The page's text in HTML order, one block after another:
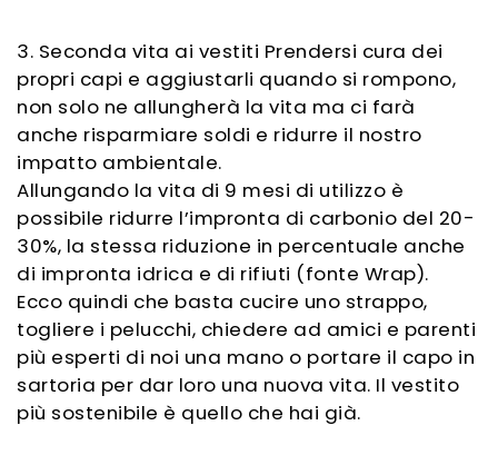
3. Seconda vita ai vestiti Prendersi cura dei
propri capi e aggiustarli quando si rompono,
non solo ne allungherà la vita ma ci farà
anche risparmiare soldi e ridurre il nostro
impatto ambientale.
Allungando la vita di 9 mesi di utilizzo è
possibile ridurre l’impronta di carbonio del 20-
30%, la stessa riduzione in percentuale anche
di impronta idrica e di rifiuti (fonte Wrap).
Ecco quindi che basta cucire uno strappo,
togliere i pelucchi, chiedere ad amici e parenti
più esperti di noi una mano o portare il capo in
sartoria per dar loro una nuova vita. Il vestito
più sostenibile è quello che hai già.